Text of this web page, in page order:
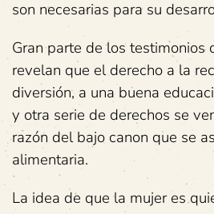
son necesarias para su
Gran parte de los testimonios
revelan que el derecho a la
diversión, a una buena
y otra serie de derechos se
razón del bajo canon que se
alimentaria.
La idea de que la mujer es